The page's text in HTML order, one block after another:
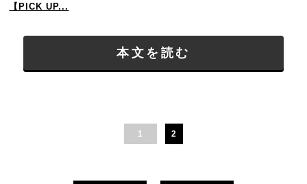
【PICK UP...
本文を読む
1 2